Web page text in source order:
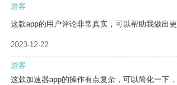
游客
这款app的用户评论非常真实，可以帮助我做出更
2023-12-22
游客
这款加速器app的操作有点复杂，可以简化一下